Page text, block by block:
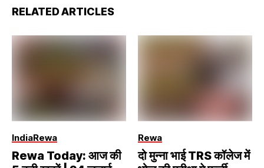
RELATED ARTICLES
IndiaRewa
Rewa Today: आज की
Rewa
दो मुन्ना भाई TRS कॉलेज में